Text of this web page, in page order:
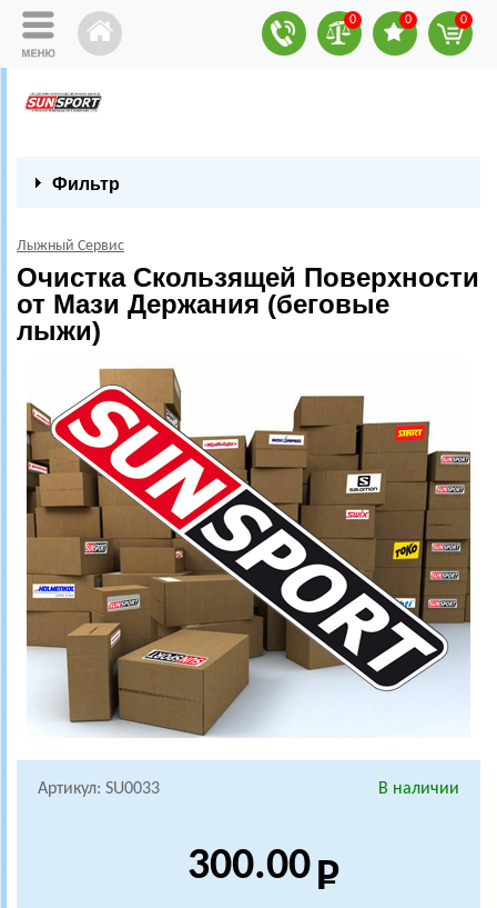
0 0 0
Фильтр
Лыжный Сервис
Очистка Скользящей Поверхности
от Мази Держания (беговые
лыжи)
Артикул: SU0033 В наличии
300.00